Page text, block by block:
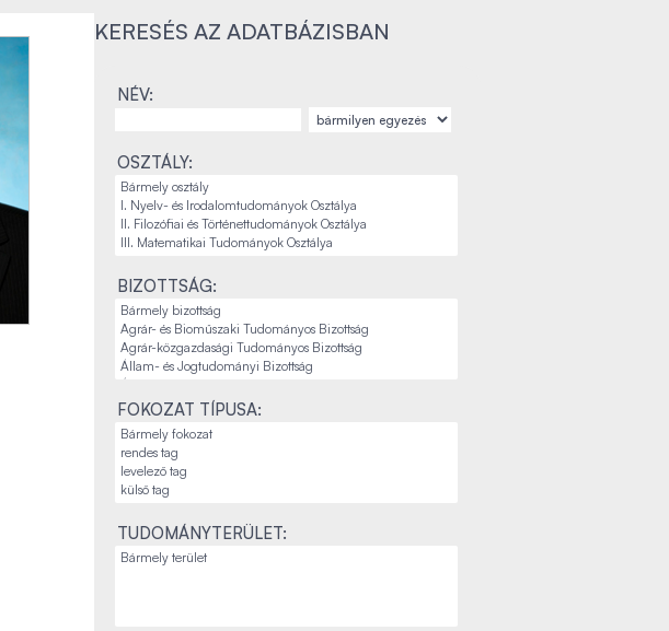
KERESÉS AZ ADATBÁZISBAN
NÉV:
OSZTÁLY:
BIZOTTSÁG:
FOKOZAT TÍPUSA:
TUDOMÁNYTERÜLET: